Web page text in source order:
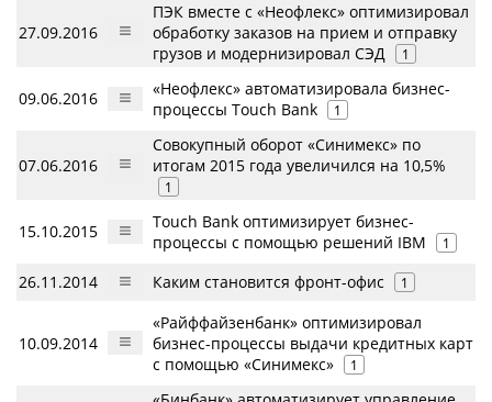
27.09.2016
ПЭК вместе с «Неофлекс» оптимизировал
обработку заказов на прием и отправку
грузов и модернизировал СЭД
1
09.06.2016
«Неофлекс» автоматизировала бизнес-
процессы Touch Bank
1
07.06.2016
Совокупный оборот «Синимекс» по
итогам 2015 года увеличился на 10,5%
1
15.10.2015
Touch Bank оптимизирует бизнес-
процессы с помощью решений IBM
1
26.11.2014 Каким становится фронт-офис 1
10.09.2014
«Райффайзенбанк» оптимизировал
бизнес-процессы выдачи кредитных карт
с помощью «Синимекс»
1